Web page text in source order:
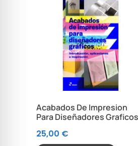
Acabados De Impresion
Para Diseñadores Graficos
25,00 €